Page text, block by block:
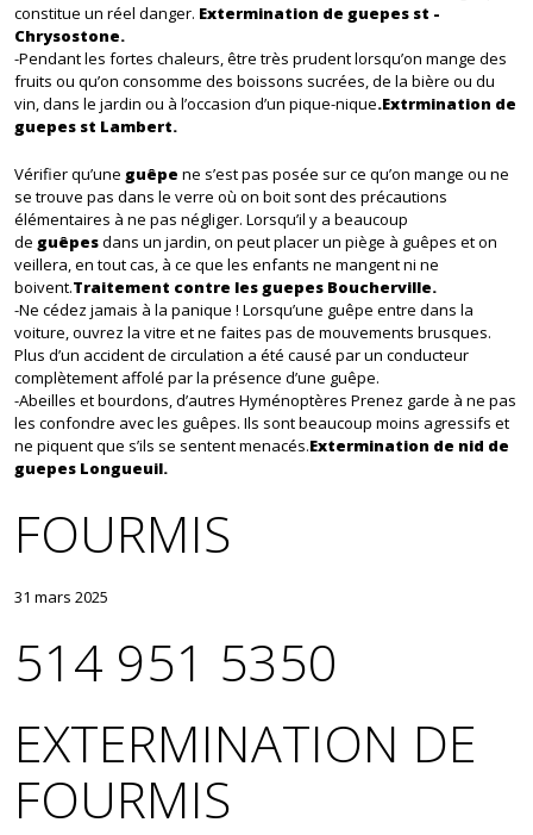
constitue un réel danger. Extermination de guepes st -
Chrysostone.
-Pendant les fortes chaleurs, être très prudent lorsqu’on mange des
fruits ou qu’on consomme des boissons sucrées, de la bière ou du
vin, dans le jardin ou à l’occasion d’un pique-nique.Extrmination de
guepes st Lambert.
Vérifier qu’une guêpe ne s’est pas posée sur ce qu’on mange ou ne
se trouve pas dans le verre où on boit sont des précautions
élémentaires à ne pas négliger. Lorsqu’il y a beaucoup
de guêpesdans un jardin, on peut placer un piège à guêpes et on
veillera, en tout cas, à ce que les enfants ne mangent ni ne
boivent.Traitement contre les guepes Boucherville.
-Ne cédez jamais à la panique ! Lorsqu’une guêpe entre dans la
voiture, ouvrez la vitre et ne faites pas de mouvements brusques.
Plus d’un accident de circulation a été causé par un conducteur
complètement affolé par la présence d’une guêpe.
-Abeilles et bourdons, d’autres Hyménoptères Prenez garde à ne pas
les confondre avec les guêpes. Ils sont beaucoup moins agressifs et
ne piquent que s’ils se sentent menacés.Extermination de nid de
guepes Longueuil.
FOURMIS
31 mars 2025
514 951 5350
EXTERMINATION DE
FOURMIS